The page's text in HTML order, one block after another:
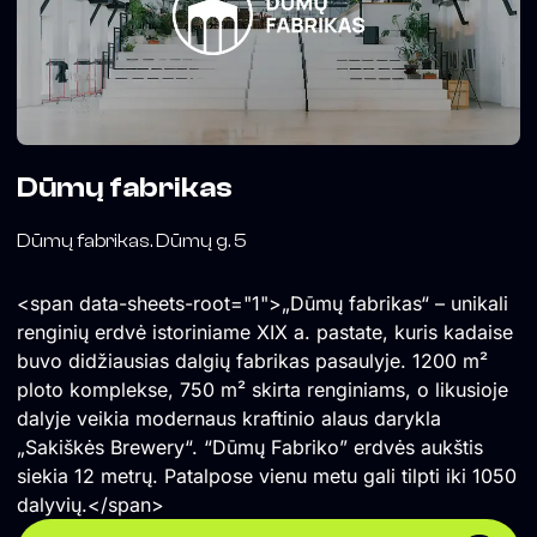
Dūmų fabrikas
Dūmų fabrikas. Dūmų g. 5
<span data-sheets-root="1">„Dūmų fabrikas“ – unikali
renginių erdvė istoriniame XIX a. pastate, kuris kadaise
buvo didžiausias dalgių fabrikas pasaulyje. 1200 m²
ploto komplekse, 750 m² skirta renginiams, o likusioje
dalyje veikia modernaus kraftinio alaus darykla
„Sakiškės Brewery“. “Dūmų Fabriko” erdvės aukštis
siekia 12 metrų. Patalpose vienu metu gali tilpti iki 1050
dalyvių.</span>